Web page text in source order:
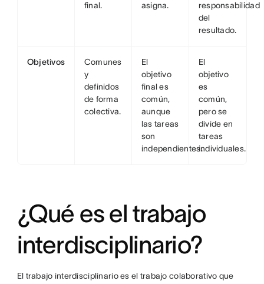
final.
asigna.
responsabilidad
del
resultado.
Objetivos
Comunes
y
definidos
de forma
colectiva.
El
objetivo
final es
común,
aunque
las tareas
son
independientes.
El
objetivo
es
común,
pero se
divide en
tareas
individuales.
¿Qué es el trabajo
interdisciplinario?
El trabajo interdisciplinario es el trabajo colaborativo que